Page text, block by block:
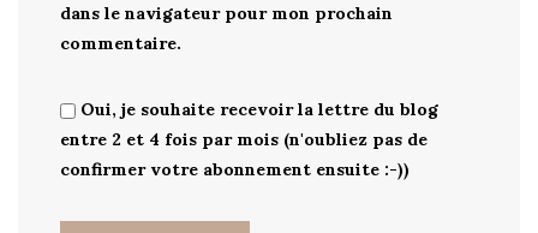
dans le navigateur pour mon prochain
commentaire.
Oui, je souhaite recevoir la lettre du blog
entre 2 et 4 fois par mois (n'oubliez pas de
confirmer votre abonnement ensuite :-))